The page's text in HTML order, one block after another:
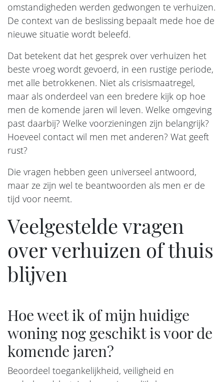
omstandigheden werden gedwongen te verhuizen.
De context van de beslissing bepaalt mede hoe de
nieuwe situatie wordt beleefd.
Dat betekent dat het gesprek over verhuizen het
beste vroeg wordt gevoerd, in een rustige periode,
met alle betrokkenen. Niet als crisismaatregel,
maar als onderdeel van een bredere kijk op hoe
men de komende jaren wil leven. Welke omgeving
past daarbij? Welke voorzieningen zijn belangrijk?
Hoeveel contact wil men met anderen? Wat geeft
rust?
Die vragen hebben geen universeel antwoord,
maar ze zijn wel te beantwoorden als men er de
tijd voor neemt.
Veelgestelde vragen
over verhuizen of thuis
blijven
Hoe weet ik of mijn huidige
woning nog geschikt is voor de
komende jaren?
Beoordeel toegankelijkheid, veiligheid en